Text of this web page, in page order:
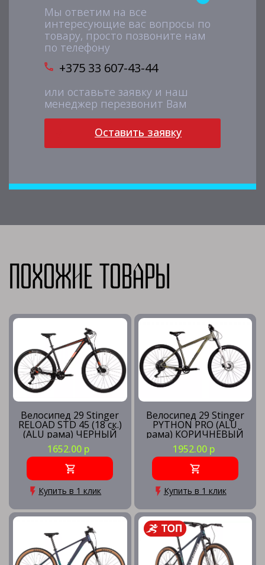
Мы ответим на все
интересующие вас вопросы по
товару, просто позвоните нам
по телефону
+375 33 607-43-44
или оставьте заявку и наш
менеджер перезвонит Вам
Оставить заявку
Похожие товары
Велосипед 29 Stinger
RELOAD STD 45 (18 ск.)
(ALU рама) ЧЕРНЫЙ
(рама 18) BK45
1652.00 р
Купить в 1 клик
Велосипед 29 Stinger
PYTHON PRO (ALU
рама) КОРИЧНЕВЫЙ
(рама 22) BN3
1952.00 р
Купить в 1 клик